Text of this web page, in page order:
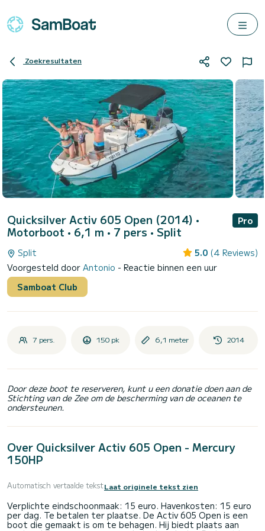
Zoekresultaten
Quicksilver Activ 605 Open (2014) •
Motorboot • 6,1 m • 7 pers • Split
Pro
Split 5.0 (4 Reviews)
Voorgesteld door Antonio - Reactie binnen een uur
Samboat Club
7 pers. 150 pk 6,1 meter 2014
Door deze boot te reserveren, kunt u een donatie doen aan de
Stichting van de Zee om de bescherming van de oceanen te
ondersteunen.
Over Quicksilver Activ 605 Open - Mercury
150HP
Automatisch vertaalde tekstLaat originele tekst zien
Verplichte eindschoonmaak: 15 euro. Havenkosten: 15 euro
per dag. Te betalen ter plaatse. De Activ 605 Open is een
boot die gemaakt is om te behagen. Hij biedt plaats aan